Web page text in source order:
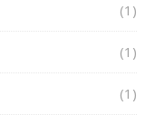
(1)
(1)
(1)